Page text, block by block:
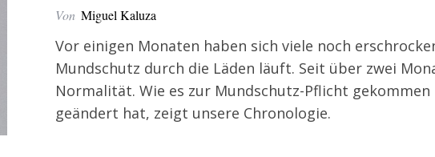
Von Miguel Kaluza
Vor einigen Monaten haben sich viele noch
Mundschutz durch die Läden läuft. Seit über zwei
Normalität. Wie es zur Mundschutz-Pflicht
geändert hat, zeigt unsere Chronologie.